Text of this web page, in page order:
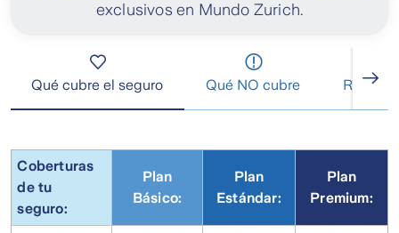
exclusivos en Mundo Zurich.
Qué cubre el seguro Qué NO cubre
Coberturas
de tu
seguro:
Plan
Básico:
Plan
Estándar:
Plan
Premium: